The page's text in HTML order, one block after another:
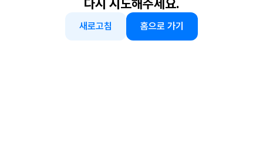
다시 시도해주세요.
새로고침 홈으로 가기